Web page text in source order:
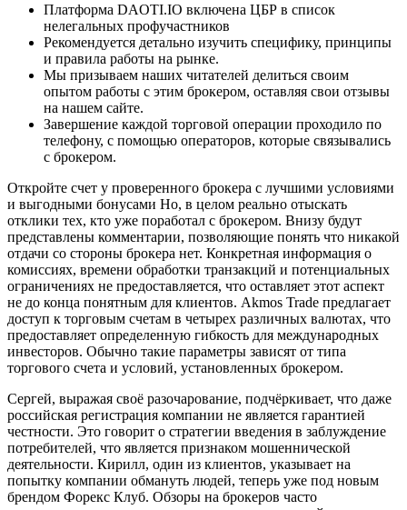
Платформа DAOTI.IO включена ЦБР в список
нелегальных профучастников
Рекомендуется детально изучить специфику, принципы
и правила работы на рынке.
Мы призываем наших читателей делиться своим
опытом работы с этим брокером, оставляя свои отзывы
на нашем сайте.
Завершение каждой торговой операции проходило по
телефону, с помощью операторов, которые связывались
с брокером.
Откройте счет у проверенного брокера с лучшими условиями
и выгодными бонусами Но, в целом реально отыскать
отклики тех, кто уже поработал с брокером. Внизу будут
представлены комментарии, позволяющие понять что никакой
отдачи со стороны брокера нет. Конкретная информация о
комиссиях, времени обработки транзакций и потенциальных
ограничениях не предоставляется, что оставляет этот аспект
не до конца понятным для клиентов. Akmos Trade предлагает
доступ к торговым счетам в четырех различных валютах, что
предоставляет определенную гибкость для международных
инвесторов. Обычно такие параметры зависят от типа
торгового счета и условий, установленных брокером.
Сергей, выражая своё разочарование, подчёркивает, что даже
российская регистрация компании не является гарантией
честности. Это говорит о стратегии введения в заблуждение
потребителей, что является признаком мошеннической
деятельности. Кирилл, один из клиентов, указывает на
попытку компании обмануть людей, теперь уже под новым
брендом Форекс Клуб. Обзоры на брокеров часто